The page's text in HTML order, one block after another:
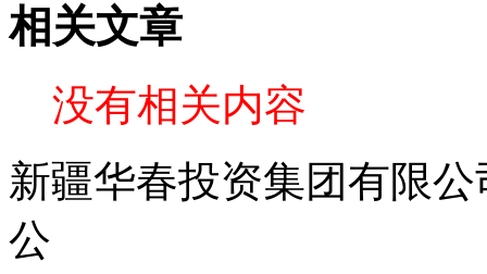
相关文章
没有相关内容
新疆华春投资集团有限
公